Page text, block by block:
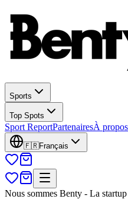
Sports
Top Spots
Sport ReportPartenairesÀ propos
🇫🇷Français
Nous sommes Benty - La